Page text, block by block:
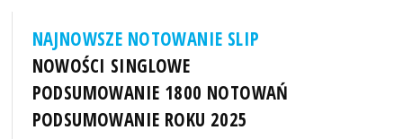
NAJNOWSZE NOTOWANIE SLIP
NOWOŚCI SINGLOWE
PODSUMOWANIE 1800 NOTOWAŃ
PODSUMOWANIE ROKU 2025